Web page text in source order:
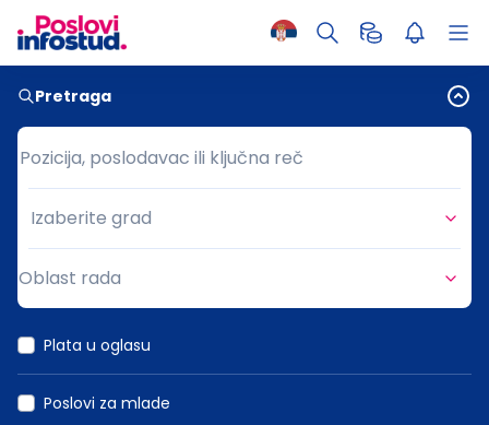
Pretraga
Pozicija, poslodavac ili ključna reč
Pozicija, poslodavac ili ključna reč
Grad
Izaberite grad
Oblast rada
Plata u oglasu
Poslovi za mlade